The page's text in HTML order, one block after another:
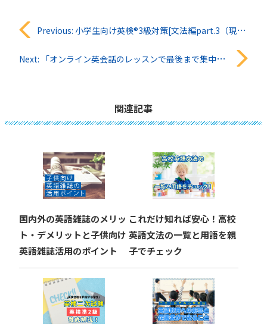
投
稿
ョ
ン
Previous: 小学生向け英検®︎3級対策[文法編part.3（現在完了形）]
Next: 「オンライン英会話のレッスンで最後まで集中力が持ちません」QQキッズ知恵袋#30
関連記事
国内外の英語雑誌のメリッ
ト・デメリットと子供向け
英語雑誌活用のポイント
これだけ知れば安心！高校
英語文法の一覧と用語を親
子でチェック